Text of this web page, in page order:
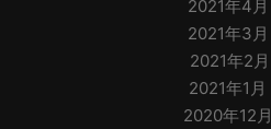
2021年4月
2021年3月
2021年2月
2021年1月
2020年12月